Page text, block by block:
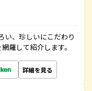
い、珍しいにこだわり
羅して紹介します。
詳細を見る